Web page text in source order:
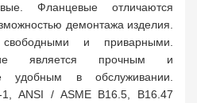
Фланцевые отличаются
демонтажа изделия.
и приварными.
является прочным и
удобным в обслуживании.
ANSI / ASME B16.5, B16.47